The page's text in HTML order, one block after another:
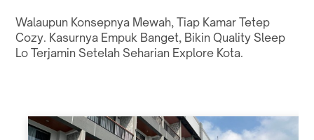
Walaupun Konsepnya Mewah, Tiap Kamar Tetep
Cozy. Kasurnya Empuk Banget, Bikin Quality Sleep
Lo Terjamin Setelah Seharian Explore Kota.